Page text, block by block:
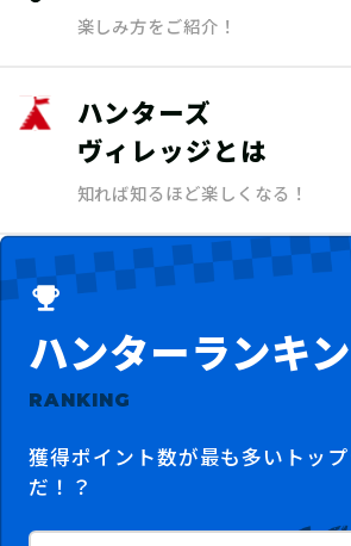
楽しみ方をご紹介！
ハンターズ
ヴィレッジとは
知れば知るほど楽しくなる！
ハンターランキ
RANKING
獲得ポイント数が最も多いトッ
だ！？